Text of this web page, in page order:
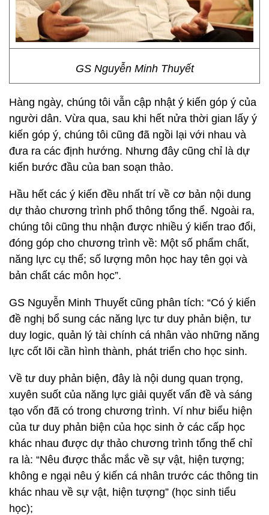
GS Nguyễn Minh Thuyết
Hàng ngày, chúng tôi vẫn cập nhật ý kiến góp ý của
người dân. Vừa qua, sau khi hết nửa thời gian lấy ý
kiến góp ý, chúng tôi cũng đã ngồi lại với nhau và
đưa ra các định hướng. Nhưng đây cũng chỉ là dự
kiến bước đầu của ban soạn thảo.
Hầu hết các ý kiến đều nhất trí về cơ bản nội dung
dự thảo chương trình phổ thông tổng thể. Ngoài ra,
chúng tôi cũng thu nhận được nhiều ý kiến trao đổi,
đóng góp cho chương trình về: Một số phẩm chất,
năng lực cụ thể; số lượng môn học hay tên gọi và
bản chất các môn học”.
GS Nguyễn Minh Thuyết cũng phân tích: “Có ý kiến
đề nghị bổ sung các năng lực tư duy phản biện, tư
duy logic, quản lý tài chính cá nhân vào những năng
lực cốt lõi cần hình thành, phát triển cho học sinh.
Về tư duy phản biện, đây là nội dung quan trọng,
xuyên suốt của năng lực giải quyết vấn đề và sáng
tạo vốn đã có trong chương trình. Ví như biểu hiện
của tư duy phản biện của học sinh ở các cấp học
khác nhau được dự thảo chương trình tổng thể chỉ
ra là: “Nêu được thắc mắc về sự vật, hiện tượng;
không e ngại nêu ý kiến cá nhân trước các thông tin
khác nhau về sự vật, hiện tượng” (học sinh tiểu
học);